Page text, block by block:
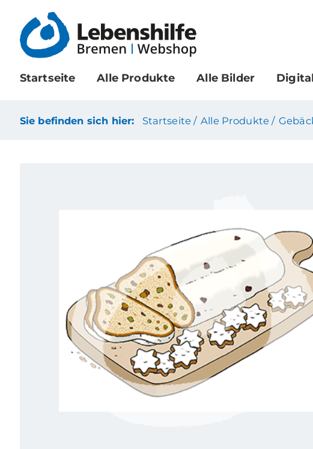
Startseite Alle Produkte Alle Bilder
Sie befinden sich hier: Startseite / Alle Produkte /